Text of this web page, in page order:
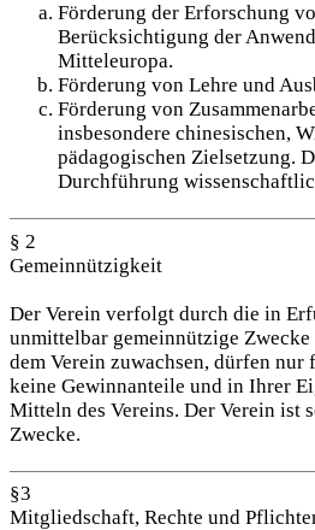
Förderung der Erforschung
Berücksichtigung der
Mitteleuropa.
Förderung von Lehre und
Förderung von
insbesondere chinesischen,
pädagogischen Zielsetzung.
Durchführung
§ 2
Gemeinnützigkeit
Der Verein verfolgt durch die in
unmittelbar gemeinnützige
dem Verein zuwachsen, dürfen
keine Gewinnanteile und in Ihrer
Mitteln des Vereins. Der Verein
Zwecke.
§3
Mitgliedschaft, Rechte und